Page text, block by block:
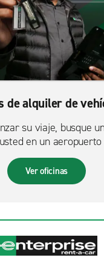
de alquiler de
su viaje, busque
en un
ciudad.
Ver oficinas